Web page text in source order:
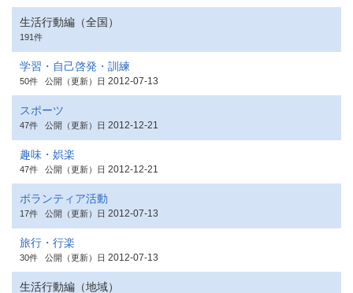
生活行動編（全国）
191件
学習・自己啓発・訓練
50件 公開（更新）日 2012-07-13
スポーツ
47件 公開（更新）日 2012-12-21
趣味・娯楽
47件 公開（更新）日 2012-12-21
ボランティア活動
17件 公開（更新）日 2012-07-13
旅行・行楽
30件 公開（更新）日 2012-07-13
生活行動編（地域）